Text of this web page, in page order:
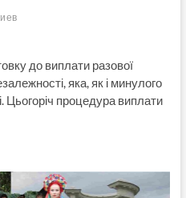
до виплати разової
яка, як і минулого
Цьогоріч процедура виплати